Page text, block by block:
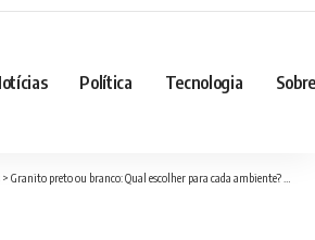
Política Tecnologia
> Granito preto ou branco: Qual escolher para cada ambiente? Veja neste artigo